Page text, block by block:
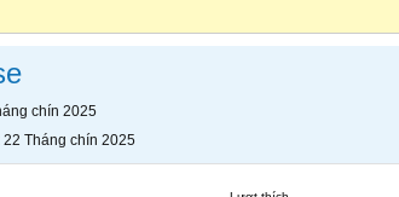
chín 2025
22 Tháng chín 2025